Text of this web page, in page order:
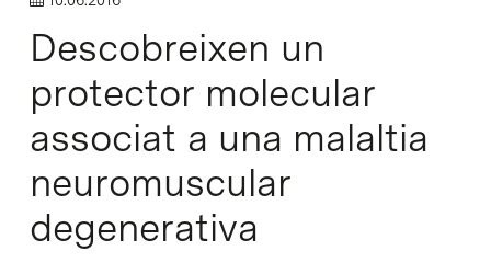
Descobreixen un
protector molecular
associat a una malaltia
neuromuscular
degenerativa